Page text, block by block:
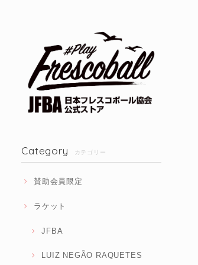
Category カテゴリー
賛助会員限定
ラケット
JFBA
LUIZ NEGÃO RAQUETES